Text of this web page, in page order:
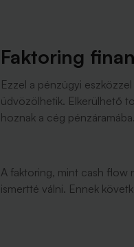
Faktoring
Ezzel a pénzügyi
üdvözölhetik. Elkerülhető
hoznak a cég pénzáramába.
A faktoring, mint cash flow
ismertté válni. Ennek